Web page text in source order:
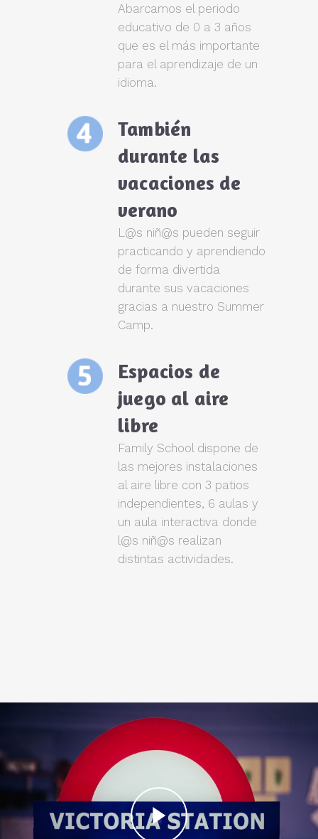
Abarcamos el periodo
educativo de 0 a 3 años
que es el más importante
para el aprendizaje de un
idioma.
También
durante las
vacaciones de
verano
L@s niñ@s pueden seguir
practicando y aprendiendo
de forma divertida
durante sus vacaciones
gracias a nuestro Summer
Camp.
Espacios de
juego al aire
libre
Family School dispone de
las mejores instalaciones
al aire libre con 3 patios
independientes, 6 aulas y
un aula interactiva donde
l@s niñ@s realizan
distintas actividades.